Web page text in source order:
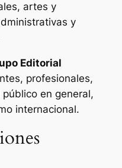
artes y
y
Editorial
profesionales,
en general,
internacional.